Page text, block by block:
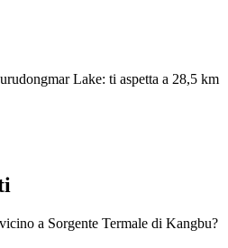
Lake: ti aspetta a 28,5 km
a Sorgente Termale di Kangbu?